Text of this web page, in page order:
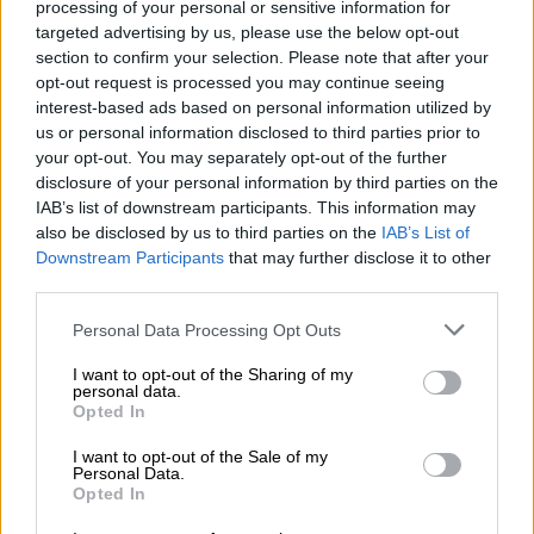
processing of your personal or sensitive information for
targeted advertising by us, please use the below opt-out
section to confirm your selection. Please note that after your
opt-out request is processed you may continue seeing
interest-based ads based on personal information utilized by
us or personal information disclosed to third parties prior to
your opt-out. You may separately opt-out of the further
disclosure of your personal information by third parties on the
IAB’s list of downstream participants. This information may
also be disclosed by us to third parties on the IAB’s List of
Downstream Participants that may further disclose it to other
Please note that this website/app uses one or more Google
not limited to your visit or usage behaviour. You may click to
grant or deny consent to Google and its third-party tags to
use your data for below specified purposes in below Google
consent section.
Personal Data Processing Opt Outs
I want to opt-out of the Sharing of my
personal data.
Opted In
I want to opt-out of the Sale of my
Personal Data.
Opted In
τις προμεσημβρινές ώρες τα φαινόμενα στη
Μακεδονία θα ενταθούν. Από τις βραδινές
ώρες, με εξαίρεση την περιοχή της
Χαλκιδικής, τα φαινόμενα θα εξασθενήσουν.
Ανεμοι: Από βόρειες διευθύνσεις 3 με 5 και
από τις απογευματινές ώρες τοπικά 6
μποφόρ.
Θερμοκρασία: Από 17 έως 28 βαθμούς
Κελσίου. Στη δυτική Μακεδονία 2 με 3
βαθμούς χαμηλότερη.
ΔΥΤΙΚΗ ΠΕΛΟΠΟΝΝΗΣΟΣ
Καιρός: Λίγες νεφώσεις που βαθμιαία θα
αυξηθούν και από μεσημβρινές ώρες θα
σημειωθούν τοπικές βροχές και στα
ηπειρωτικά σποραδικές καταιγίδες, στην